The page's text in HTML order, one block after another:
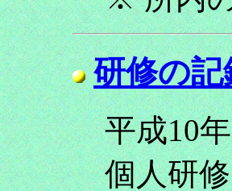
研修の記
平成10
個人研